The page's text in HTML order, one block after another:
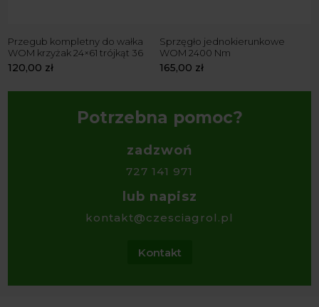
Przegub kompletny do wałka
WOM krzyżak 24×61 trójkąt 36
120,00 zł
Sprzęgło jednokierunkowe
WOM 2400 Nm
165,00 zł
Potrzebna pomoc?
zadzwoń
727 141 971
lub napisz
kontakt@czesciagrol.pl
Kontakt